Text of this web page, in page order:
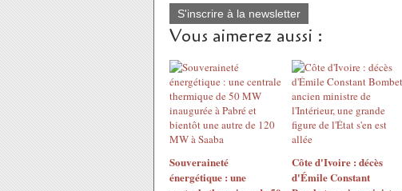
S'inscrire à la newsletter
Vous aimerez aussi :
Souveraineté
énergétique : une
Côte d'Ivoire : décès
d'Émile Constant